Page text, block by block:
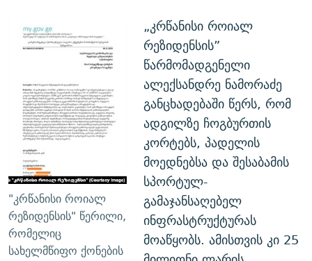
"კრწანისი როიალ
რეზიდენსის" წერილი,
რომელიც
სახელმწიფო ქონების
„კრწანისი როიალ
რეზიდენსის”
წარმომადგენელი
ალექსანდრე ნამორაძე
განცხადებაში წერს, რომ
ადგილზე ჩოგბურთის
კორტებს, პადელის
მოედნებსა და შესაბამის
სპორტულ-
გამაჯანსაღებელ
ინფრასტრუქტურას
მოაწყობს. ამისთვის კი 25